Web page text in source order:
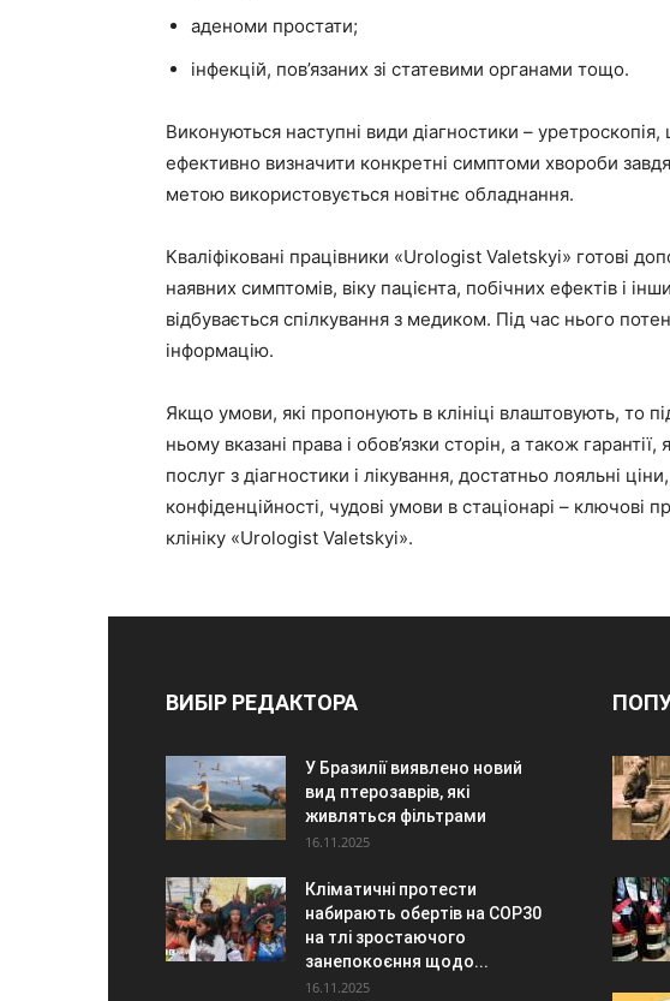
аденоми простати;
інфекцій, пов’язаних зі статевими органами тощо.
Виконуються наступні види діагностики –
ефективно визначити конкретні симптоми хвороби
метою використовується новітнє обладнання.
Кваліфіковані працівники «Urologist Valetskyi» готові
наявних симптомів, віку пацієнта, побічних ефектів і
відбувається спілкування з медиком. Під час нього
інформацію.
Якщо умови, які пропонують в клініці влаштовують, то
ньому вказані права і обов’язки сторін, а також
послуг з діагностики і лікування, достатньо лояльні
конфіденційності, чудові умови в стаціонарі – ключові
клініку «Urologist Valetskyi».
ВИБІР РЕДАКТОРА
У Бразилії виявлено новий
вид птерозаврів, які
живляться фільтрами
16.11.2025
Кліматичні протести
набирають обертів на COP30
на тлі зростаючого
занепокоєння щодо...
16.11.2025